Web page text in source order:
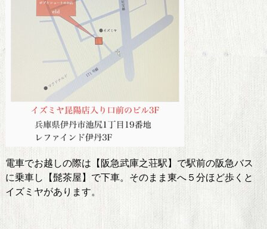
電車でお越しの際は【阪急武庫之荘駅】で駅前の阪急バス
に乗車し【髭茶屋】で下車。そのまま東へ５分ほど歩くと
イズミヤがあります。